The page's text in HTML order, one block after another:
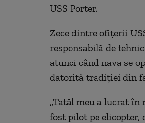
USS Porter.
Zece dintre ofiţerii
responsabilă de
atunci când nava se
datorită tradiţiei din
„Tatăl meu a lucrat în
fost pilot pe elicopter,